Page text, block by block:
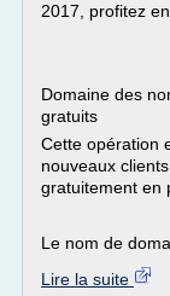
2017, profitez
Domaine des
gratuits
Cette opération
nouveaux
gratuitement en
Le nom de
Lire la suite